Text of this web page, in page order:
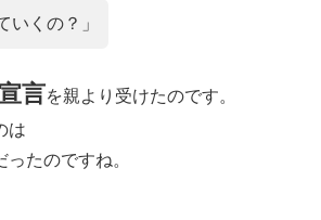
いくの？」
言を親より受けたのです。
は
たのですね。